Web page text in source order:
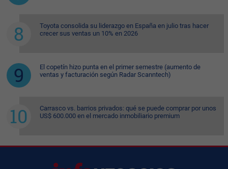
Toyota consolida su liderazgo en España en julio tras hacer
crecer sus ventas un 10% en 2026
El copetín hizo punta en el primer semestre (aumento de
ventas y facturación según Radar Scanntech)
Carrasco vs. barrios privados: qué se puede comprar por unos
US$ 600.000 en el mercado inmobiliario premium